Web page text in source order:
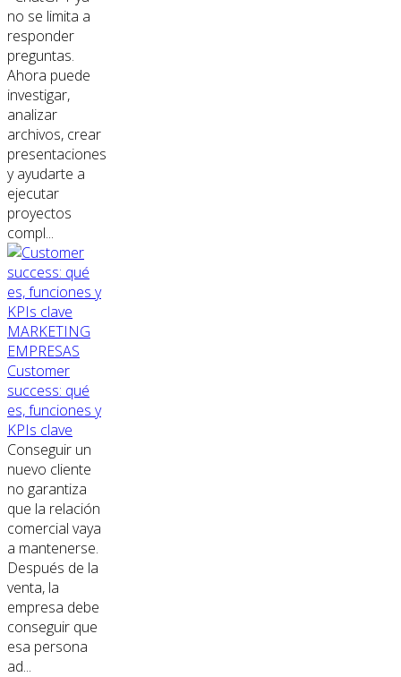
no se limita a
responder
preguntas.
Ahora puede
investigar,
analizar
archivos, crear
presentaciones
y ayudarte a
ejecutar
proyectos
compl...
MARKETING
EMPRESAS
Customer
success: qué
es, funciones y
KPIs clave
Conseguir un
nuevo cliente
no garantiza
que la relación
comercial vaya
a mantenerse.
Después de la
venta, la
empresa debe
conseguir que
esa persona
ad...